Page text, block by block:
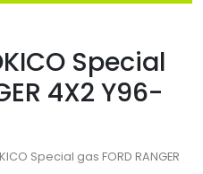
Special
4X2 Y96-
Special gas FORD RANGER